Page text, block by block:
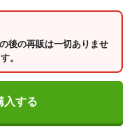
後の再販は一切ありませ
。
入する